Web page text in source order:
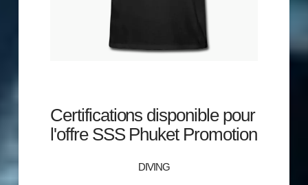
Certifications disponible pour
l'offre SSS Phuket Promotion
DIVING